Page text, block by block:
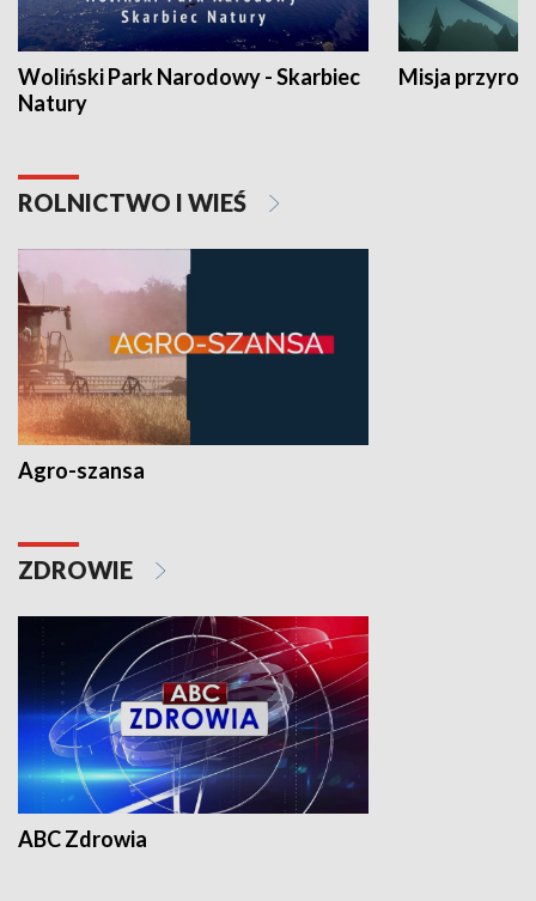
Woliński Park Narodowy - Skarbiec
Natury
Misja
ROLNICTWO I WIEŚ
Agro-szansa
ZDROWIE
ABC Zdrowia